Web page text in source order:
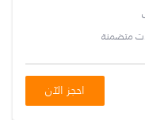
متضمنة
احجز الآن